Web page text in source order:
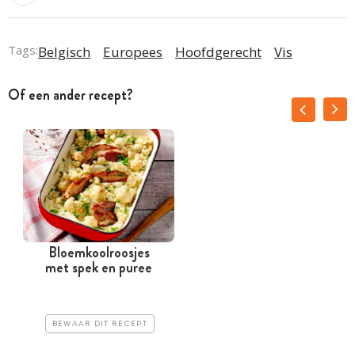
Tags:Belgisch Europees Hoofdgerecht Vis
Of een ander recept?
Bloemkoolroosjes
met spek en puree
BEWAAR DIT RECEPT